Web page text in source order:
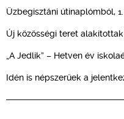
Üzbegisztáni útinaplómból,
Új közösségi teret
„A Jedlik” – Hetven év
Idén is népszerűek a